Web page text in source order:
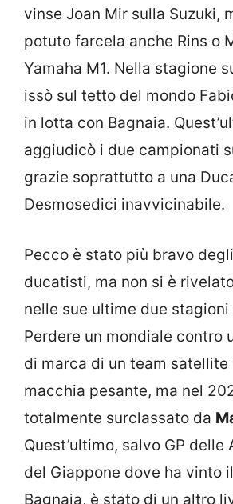
vinse Joan Mir sulla Suzuki,
potuto farcela anche Rins o
Yamaha M1. Nella stagione
issò sul tetto del mondo
in lotta con Bagnaia.
aggiudicò i due campionati
grazie soprattutto a una
Desmosedici inavvicinabile.
Pecco è stato più bravo
ducatisti, ma non si è
nelle sue ultime due stagioni
Perdere un mondiale contro
di marca di un team satellite
macchia pesante, ma nel
totalmente surclassato da
Quest’ultimo, salvo GP delle
del Giappone dove ha vinto
Bagnaia, è stato di un altro